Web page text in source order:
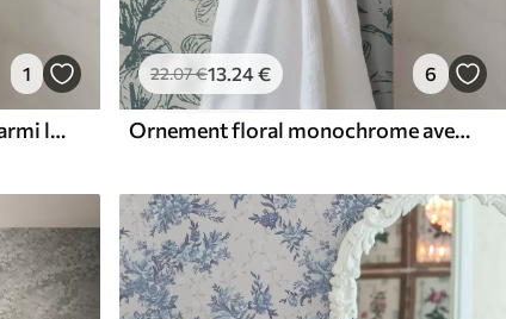
1
Poisson koi ambré nageant parmi les douces vagues turquoise
22.07€13.24€ 6
Ornement floral monochrome avec des oiseaux